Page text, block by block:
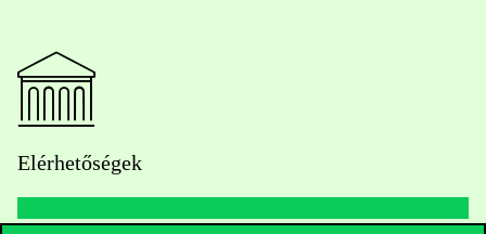
Elérhetőségek